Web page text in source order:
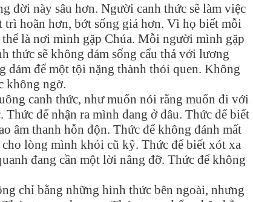
đời này sâu hơn. Người canh thức sẽ làm việc
hoãn hơn, bớt sống giả hơn. Vì họ biết mỗi
là nơi mình gặp Chúa. Mỗi người mình gặp
thức sẽ không dám sống cẩu thả với lương
dám để một tội nặng thành thói quen. Không
không ngờ.
canh thức, như muốn nói rằng muốn đi với
để nhận ra mình đang ở đâu. Thức để biết
âm thanh hỗn độn. Thức để không đánh mất
lòng mình khỏi cũ kỹ. Thức để biết xót xa
đang cần một lời nâng đỡ. Thức để không
chỉ bằng những hình thức bên ngoài, nhưng